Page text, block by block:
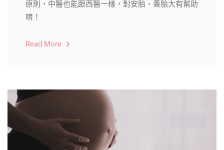
原則，中醫也能跟西醫一樣，對安胎、養胎大有幫助
唷！
Read More